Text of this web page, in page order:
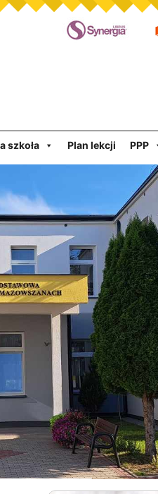
szkoła Plan lekcji PPP